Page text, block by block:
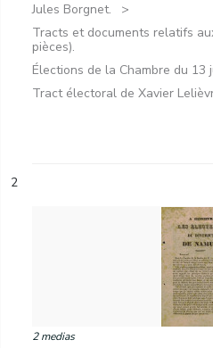
Jules Borgnet.
Tracts et documents relatifs
pièces).
Élections de la Chambre du 13
Tract électoral de Xavier
2
2 medias